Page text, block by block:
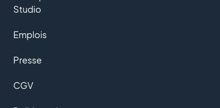
Studio
Emplois
Presse
CGV